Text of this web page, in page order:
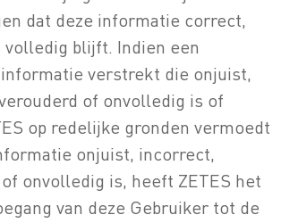
dat deze informatie correct,
blijft. Indien een
verstrekt die onjuist,
of onvolledig is of
op redelijke gronden vermoedt
onjuist, incorrect,
onvolledig is, heeft ZETES het
van deze Gebruiker tot de